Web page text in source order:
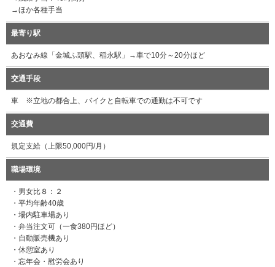
→ほか各種手当
最寄り駅
あおなみ線「金城ふ頭駅、稲永駅」→車で10分～20分ほど
交通手段
車 ※立地の都合上、バイクと自転車での通勤は不可です
交通費
規定支給（上限50,000円/月）
職場環境
・男女比８：２
・平均年齢40歳
・場内駐車場あり
・弁当注文可（一食380円ほど）
・自動販売機あり
・休憩室あり
・忘年会・慰労会あり